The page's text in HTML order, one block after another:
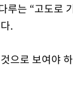
루는 “고도로
.
으로 보여야